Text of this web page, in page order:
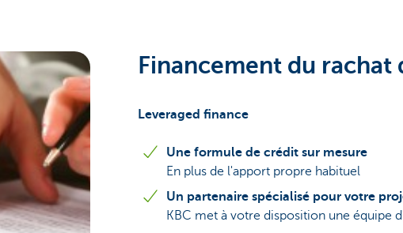
Financement du
Leveraged finance
Une formule de crédit sur mesure
En plus de l'apport propre habituel
Un partenaire spécialisé pour votre
KBC met à votre disposition une équipe